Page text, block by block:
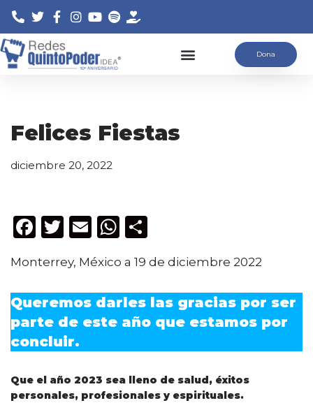
Saltar
al
Dona
Felices Fiestas
diciembre 20, 2022
F
c
e
b
o
k
T
it
te
r
E
ai
l
W
a
ts
A
m
p
ar
ti
Monterrey, México a 19 de diciembre 2022
Queremos darles las gracias por ser
parte de este año que estamos por
concluir.
Que el año 2023 sea lleno de salud, éxitos
personales, profesionales y espirituales.